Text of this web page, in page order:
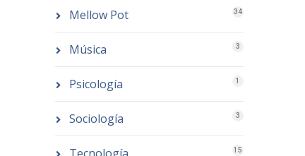
Mellow Pot 34
Música 3
Psicología 1
Sociología 3
15